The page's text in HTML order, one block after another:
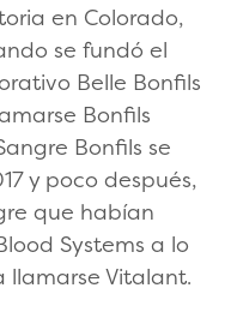
en Colorado,
se fundó el
Belle Bonfils
Bonfils
Bonfils se
y poco después,
que habían
Systems a lo
llamarse Vitalant.